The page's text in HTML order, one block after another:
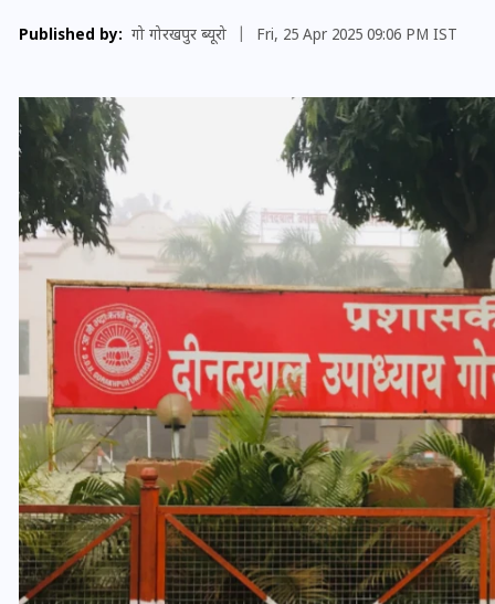
Published by: गो गोरखपुर ब्यूरो Fri, 25 Apr 2025 09:06 PM IST
वोटर लिस्ट पुनरीक्षण कार्यक्रम में
हुआ बदलाव, देखें नई तारीखों की
पूरी लिस्ट
30 दिसम्बर 2025